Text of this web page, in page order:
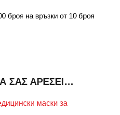
броя на връзки от 10 броя
ΣΑΣ ΑΡΈΣΕΙ…